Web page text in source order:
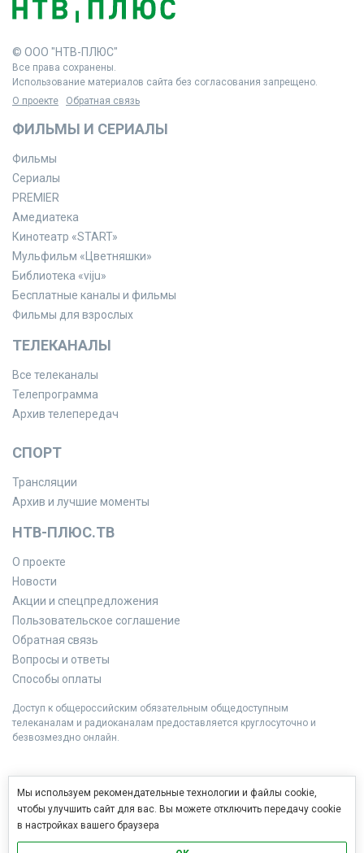
© ООО "НТВ-ПЛЮС"
Все права сохранены.
Использование материалов сайта без согласования запрещено.
О проекте
Обратная связь
ФИЛЬМЫ И СЕРИАЛЫ
Фильмы
Сериалы
PREMIER
Амедиатека
Кинотеатр «START»
Мульфильм «Цветняшки»
Библиотека «viju»
Бесплатные каналы и фильмы
Фильмы для взрослых
ТЕЛЕКАНАЛЫ
Все телеканалы
Телепрограмма
Архив телепередач
СПОРТ
Трансляции
Архив и лучшие моменты
НТВ-ПЛЮС.ТВ
О проекте
Новости
Акции и спецпредложения
Пользовательское соглашение
Обратная связь
Вопросы и ответы
Способы оплаты
Доступ к общероссийским обязательным общедоступным
телеканалам и радиоканалам предоставляется круглосуточно и
безвозмездно онлайн.
Мы используем рекомендательные технологии и файлы cookie,
чтобы улучшить сайт для вас. Вы можете отключить передачу cookie
в настройках вашего браузера